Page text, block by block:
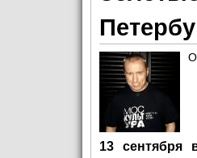
13 сентября